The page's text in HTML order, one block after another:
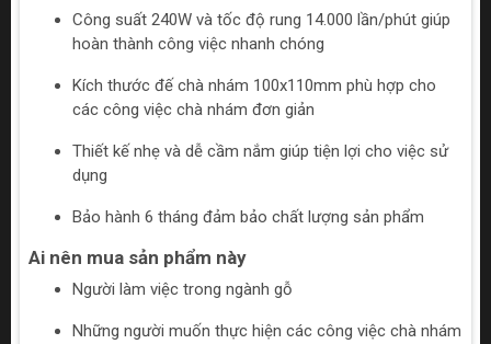
Công suất 240W và tốc độ rung 14.000 lần/phút giúp
hoàn thành công việc nhanh chóng
Kích thước đế chà nhám 100x110mm phù hợp cho
các công việc chà nhám đơn giản
Thiết kế nhẹ và dễ cầm nắm giúp tiện lợi cho việc sử
dụng
Bảo hành 6 tháng đảm bảo chất lượng sản phẩm
Ai nên mua sản phẩm này
Người làm việc trong ngành gỗ
Những người muốn thực hiện các công việc chà nhám